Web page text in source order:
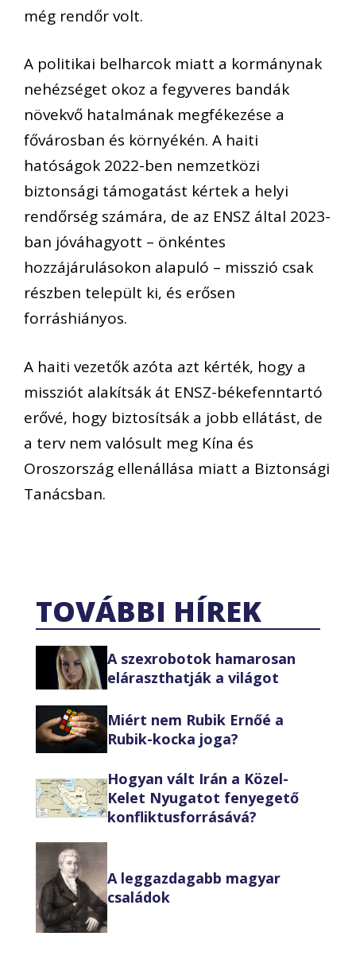
még rendőr volt.
A politikai belharcok miatt a kormánynak
nehézséget okoz a fegyveres bandák
növekvő hatalmának megfékezése a
fővárosban és környékén. A haiti
hatóságok 2022-ben nemzetközi
biztonsági támogatást kértek a helyi
rendőrség számára, de az ENSZ által 2023-
ban jóváhagyott – önkéntes
hozzájárulásokon alapuló – misszió csak
részben települt ki, és erősen
forráshiányos.
A haiti vezetők azóta azt kérték, hogy a
missziót alakítsák át ENSZ-békefenntartó
erővé, hogy biztosítsák a jobb ellátást, de
a terv nem valósult meg Kína és
Oroszország ellenállása miatt a Biztonsági
Tanácsban.
TOVÁBBI HÍREK
A szexrobotok hamarosan
eláraszthatják a világot
Miért nem Rubik Ernőé a
Rubik-kocka joga?
Hogyan vált Irán a Közel-
Kelet Nyugatot fenyegető
konfliktusforrásává?
A leggazdagabb magyar
családok